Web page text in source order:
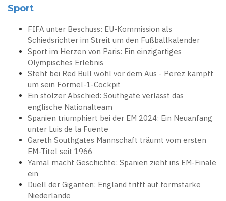
Sport
FIFA unter Beschuss: EU-Kommission als
Schiedsrichter im Streit um den Fußballkalender
Sport im Herzen von Paris: Ein einzigartiges
Olympisches Erlebnis
Steht bei Red Bull wohl vor dem Aus - Perez kämpft
um sein Formel-1-Cockpit
Ein stolzer Abschied: Southgate verlässt das
englische Nationalteam
Spanien triumphiert bei der EM 2024: Ein Neuanfang
unter Luis de la Fuente
Gareth Southgates Mannschaft träumt vom ersten
EM-Titel seit 1966
Yamal macht Geschichte: Spanien zieht ins EM-Finale
ein
Duell der Giganten: England trifft auf formstarke
Niederlande